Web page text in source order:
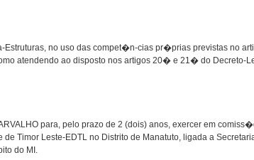
Estruturas, no uso das compet�n-cias pr�prias previstas no
atendendo ao disposto nos artigos 20� e 21� do Decreto-
para, pelo prazo de 2 (dois) anos, exercer em
Timor Leste-EDTL no Distrito de Manatuto, ligada a
do MI.